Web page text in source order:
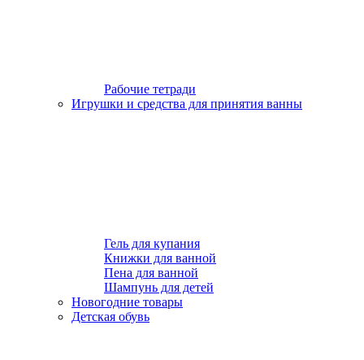
Рабочие тетради
Игрушки и средства для принятия ванны
Гель для купания
Книжки для ванной
Пена для ванной
Шампунь для детей
Новогодние товары
Детская обувь